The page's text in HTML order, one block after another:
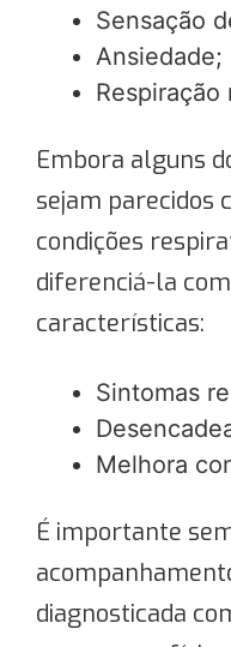
Sensação
Ansiedade;
Respiração
Embora alguns
sejam parecidos
condições
diferenciá-la
características:
Sintomas
Melhora
É importante
diagnosticada